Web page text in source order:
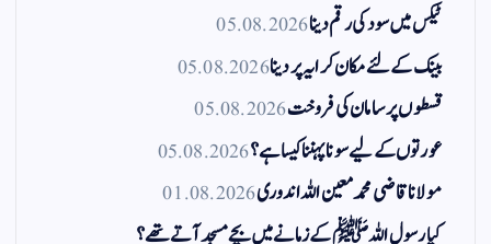
ٹیکس میں سود کی رقم دینا05.08.2026
بینک کے لئے مکان کرایہ پر دینا05.08.2026
قسطوں پر سامان کی فروخت05.08.2026
عورتوں کے لیے سونا پہننا کیسا ہے؟05.08.2026
مولانا قاضی محمد معین اللہ اندوری01.08.2026
کیا رسول اللہ ﷺ کے زمانے میں بچے مسجد آتے تھے؟